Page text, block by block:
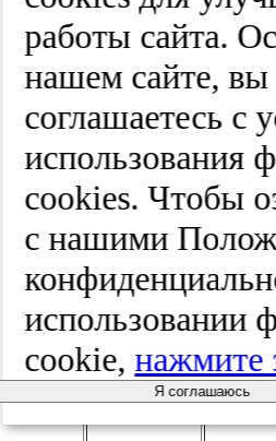
соавт., 2019
[29]
W.J. Wilson и
W. Arnott,
2012 [30]
150
работы сайта.
нашем сайте, вы
соглашаетесь с
использования
cооkies. Чтобы
с нашими
использовании
cookie,нажмите
Я соглашаюсь